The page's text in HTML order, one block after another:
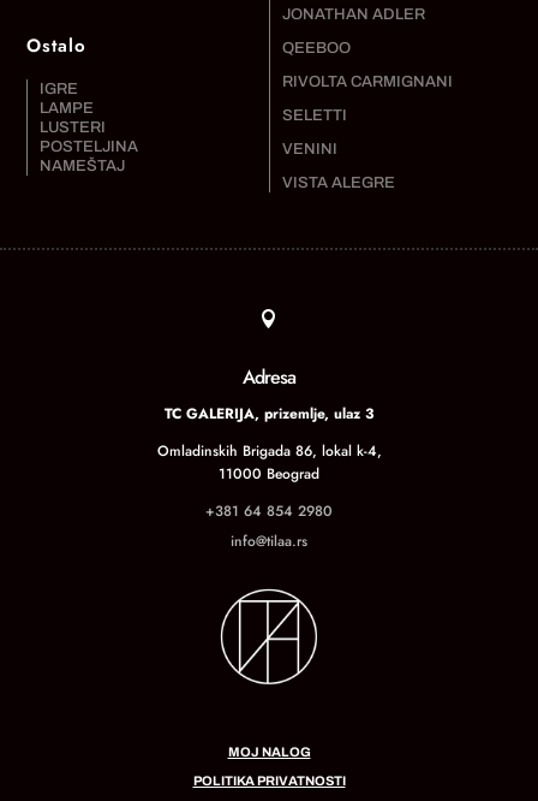
Ostalo
IGRE
LAMPE
LUSTERI
POSTELJINA
NAMEŠTAJ
JONATHAN ADLER
QEEBOO
RIVOLTA CARMIGNANI
SELETTI
VENINI
VISTA ALEGRE

Adresa
TC GALERIJA, prizemlje, ulaz 3
Omladinskih Brigada 86, lokal k-4,
11000 Beograd
+381 64 854 2980
info@tilaa.rs
MOJ NALOG
POLITIKA PRIVATNOSTI